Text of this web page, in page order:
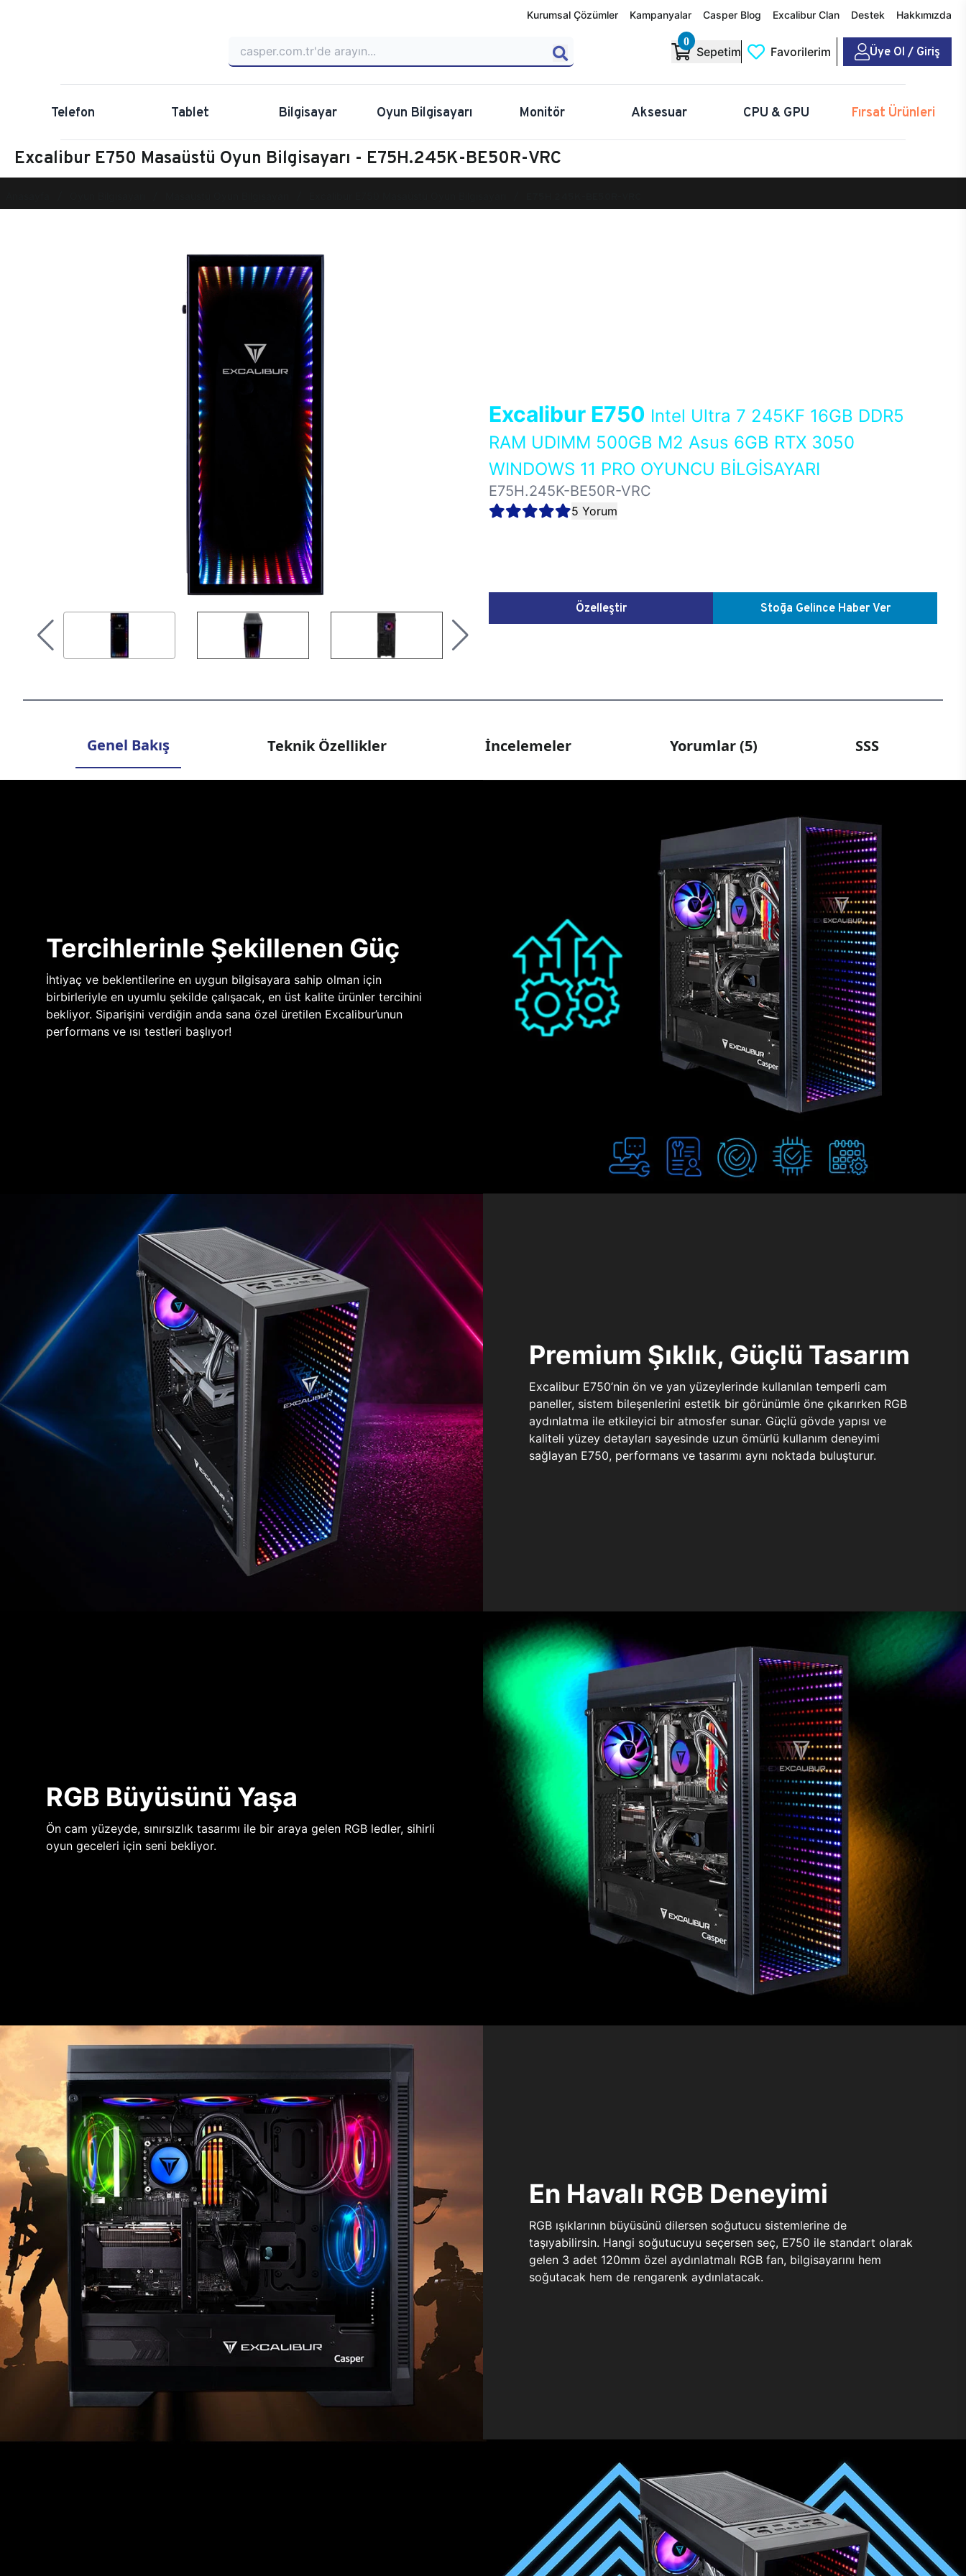
Kurumsal Çözümler Kampanyalar Casper Blog Excalibur Clan Destek Hakkımızda
0
Sepetim Favorilerim Üye Ol / Giriş
Telefon Tablet Bilgisayar Oyun Bilgisayarı Monitör Aksesuar CPU & GPU Fırsat Ürünleri
Excalibur E750 Masaüstü Oyun Bilgisayarı - E75H.245K-BE50R-VRC
Excalibur E750 Intel Ultra 7 245KF 16GB DDR5
RAM UDIMM 500GB M2 Asus 6GB RTX 3050
WINDOWS 11 PRO OYUNCU BİLGİSAYARI
E75H.245K-BE50R-VRC
5 Yorum
Özelleştir Stoğa Gelince Haber Ver
Genel Bakış Teknik Özellikler İncelemeler Yorumlar (5) SSS
Tercihlerinle Şekillenen Güç
İhtiyaç ve beklentilerine en uygun bilgisayara sahip olman için
birbirleriyle en uyumlu şekilde çalışacak, en üst kalite ürünler tercihini
bekliyor. Siparişini verdiğin anda sana özel üretilen Excalibur’unun
performans ve ısı testleri başlıyor!
Premium Şıklık, Güçlü Tasarım
Excalibur E750’nin ön ve yan yüzeylerinde kullanılan temperli cam
paneller, sistem bileşenlerini estetik bir görünümle öne çıkarırken RGB
aydınlatma ile etkileyici bir atmosfer sunar. Güçlü gövde yapısı ve
kaliteli yüzey detayları sayesinde uzun ömürlü kullanım deneyimi
sağlayan E750, performans ve tasarımı aynı noktada buluşturur.
RGB Büyüsünü Yaşa
Ön cam yüzeyde, sınırsızlık tasarımı ile bir araya gelen RGB ledler, sihirli
oyun geceleri için seni bekliyor.
En Havalı RGB Deneyimi
RGB ışıklarının büyüsünü dilersen soğutucu sistemlerine de
taşıyabilirsin. Hangi soğutucuyu seçersen seç, E750 ile standart olarak
gelen 3 adet 120mm özel aydınlatmalı RGB fan, bilgisayarını hem
soğutacak hem de rengarenk aydınlatacak.